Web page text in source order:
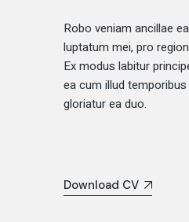
Robo veniam ancillae
luptatum mei, pro
Ex modus labitur
ea cum illud
gloriatur ea duo.
Download CV